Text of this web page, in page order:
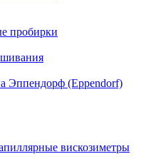
пробирки
Эппендорф (Eppendorf)
вискозиметры